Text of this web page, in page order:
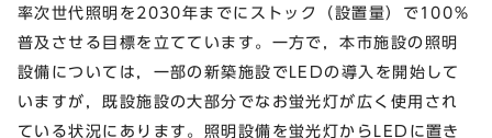
率次世代照明を2030年までにストック（設置量）で100％
普及させる目標を立てています。一方で，本市施設の照明
設備については，一部の新築施設でLEDの導入を開始して
いますが，既設施設の大部分でなお蛍光灯が広く使用され
ている状況にあります。照明設備を蛍光灯からLEDに置き